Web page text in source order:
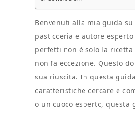
Benvenuti alla mia guida
pasticceria e autore
perfetti non è solo la ricetta
non fa eccezione. Questo
sua riuscita. In questa
caratteristiche cercare e
o un cuoco esperto,